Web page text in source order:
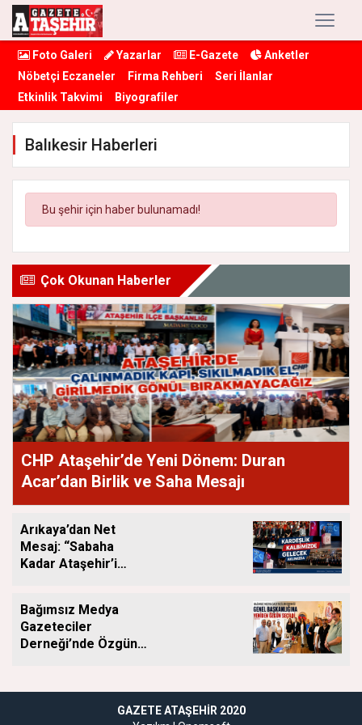
Foto Galeri Yazarlar E-Gazete
Anketler
Nöbetçi Eczaneler
Firma Rehberi
Seri İlanlar
Etkinlik Takvimi
Biyografiler
Balıkesir Haberleri
Bu şehir için haber bulunamadı!
Çok Okunan Haberler
CHP Ataşehir’de Yeni Dönem: Duran
Acar’dan Birlik ve Saha Mesajı
Arıkaya’dan Net
Mesaj: “Sabaha
Kadar Ataşehir’i
Bağımsız Medya
Gazeteciler
Derneği’nde Özgün
GAZETE ATAŞEHIR 2020